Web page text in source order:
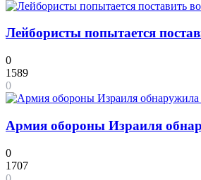
Лейбористы попытается
0
1589
0
Армия обороны Израиля
0
1707